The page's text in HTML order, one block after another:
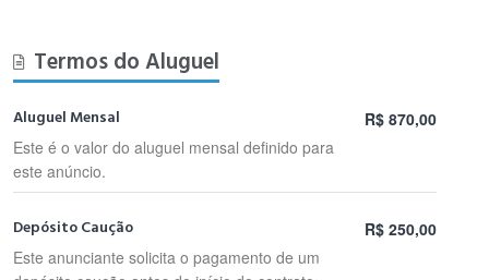
Termos do Aluguel
Aluguel Mensal
Este é o valor do aluguel mensal definido para
este anúncio.
R$ 870,00
Depósito Caução
Este anunciante solicita o pagamento de um
R$ 250,00